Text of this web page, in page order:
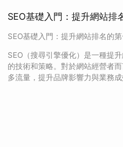
SEO基礎入門：提升網站排
SEO基礎入門：提升網站排名的
SEO（搜尋引擎優化）是一種提
的技術和策略。對於網站經營者
多流量，提升品牌影響力與業務成